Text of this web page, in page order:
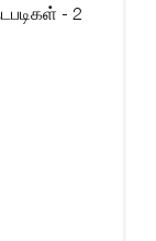
- 2